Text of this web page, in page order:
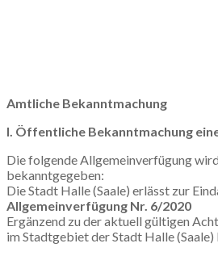
Amtliche Bekanntmachung
I. Öffentliche Bekanntmachung
Die folgende Allgemeinverfügung wird
bekanntgegeben:
Die Stadt Halle (Saale) erlässt zur
Allgemeinverfügung Nr. 6/2020
Ergänzend zu der aktuell gültigen
im Stadtgebiet der Stadt Halle (Saale)